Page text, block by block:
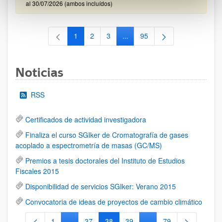
al 30/07/2026 (ambos incluídos)
Página
1 Página
2 Página
3 ...Páginas intermedias Use TAB
Página
95
Noticias
RSS
Certificados de actividad investigadora
Finaliza el curso SGIker de Cromatografía de gases
acoplado a espectrometría de masas (GC/MS)
Premios a tesis doctorales del Instituto de Estudios
Fiscales 2015
Disponibilidad de servicios SGIker: Verano 2015
Convocatoria de ideas de proyectos de cambio climático